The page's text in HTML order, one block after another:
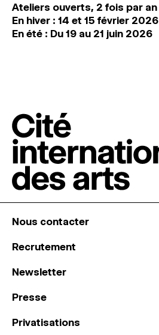
Ateliers ouverts, 2 fois par an
En hiver : 14 et 15 février 2026
En été : Du 19 au 21 juin 2026
Nous contacter
Recrutement
Newsletter
Presse
Privatisations